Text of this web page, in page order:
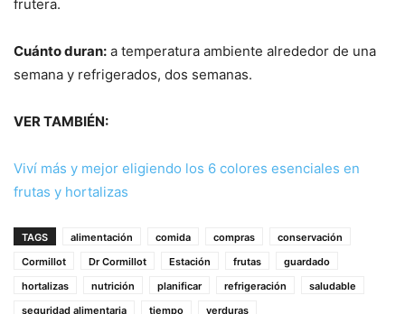
frutera.
Cuánto duran: a temperatura ambiente alrededor de una
semana y refrigerados, dos semanas.
VER TAMBIÉN:
Viví más y mejor eligiendo los 6 colores esenciales en
frutas y hortalizas
TAGS alimentación comida compras
conservación
Cormillot
Dr Cormillot Estación frutas
guardado
hortalizas
nutrición planificar refrigeración
saludable
seguridad alimentaria
tiempo verduras